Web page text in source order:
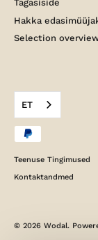
Tagasiside
Hakka
Selection
ET
Teenuse Tingimused
Kontaktandmed
© 2026 Wodal.